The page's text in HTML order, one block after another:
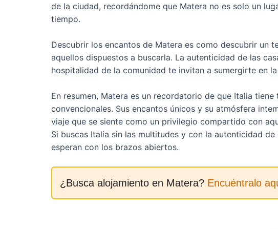
de la ciudad, recordándome que Matera no es solo un
tiempo.
Descubrir los encantos de Matera es como descubrir un
aquellos dispuestos a buscarla. La autenticidad de las
hospitalidad de la comunidad te invitan a sumergirte en
En resumen, Matera es un recordatorio de que Italia
convencionales. Sus encantos únicos y su atmósfera
viaje que se siente como un privilegio compartido con
Si buscas Italia sin las multitudes y con la autenticidad
esperan con los brazos abiertos.
¿Busca alojamiento en Matera? Encuéntralo